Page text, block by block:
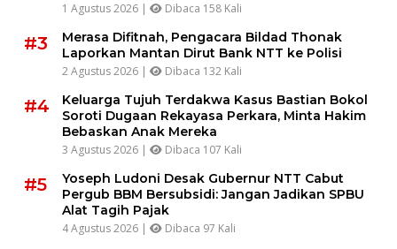
1 Agustus 2026 | Dibaca 158 Kali
#3
Merasa Difitnah, Pengacara Bildad Thonak
Laporkan Mantan Dirut Bank NTT ke Polisi
2 Agustus 2026 | Dibaca 132 Kali
#4
Keluarga Tujuh Terdakwa Kasus Bastian Bokol
Soroti Dugaan Rekayasa Perkara, Minta Hakim
Bebaskan Anak Mereka
3 Agustus 2026 | Dibaca 107 Kali
#5
Yoseph Ludoni Desak Gubernur NTT Cabut
Pergub BBM Bersubsidi: Jangan Jadikan SPBU
Alat Tagih Pajak
4 Agustus 2026 | Dibaca 97 Kali